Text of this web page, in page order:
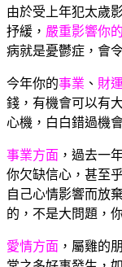
由於受上年犯太歲
抒緩， 嚴重影響你
病就是憂鬱症，會
今年你的事業 、 財運
錢，有機會可以有
心機，白白錯過機
事業方面 ，過去一
你欠缺信心，甚至
自己心情影響而放
的，不是大問題，
愛情方面 ，屬雞的